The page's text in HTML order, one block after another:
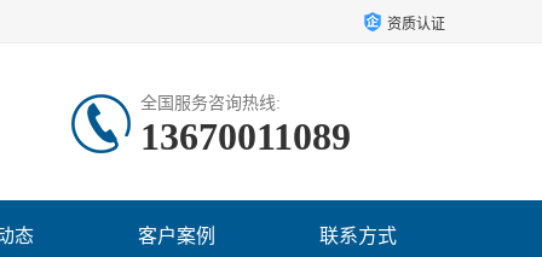
资质认证
全国服务咨询热线:
13670011089
态 客户案例 联系方式